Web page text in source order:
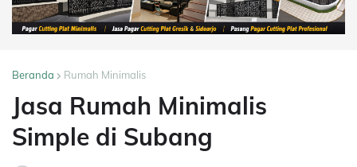
Beranda Rumah Minimalis
Jasa Rumah Minimalis
Simple di Subang